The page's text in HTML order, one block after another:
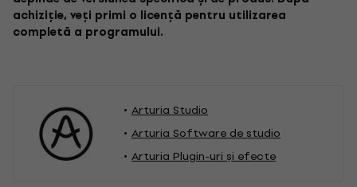
achiziție, veți primi o licență pentru utilizarea
completă a programului.
Arturia Studio
Arturia Software de studio
Arturia Plugin-uri şi efecte